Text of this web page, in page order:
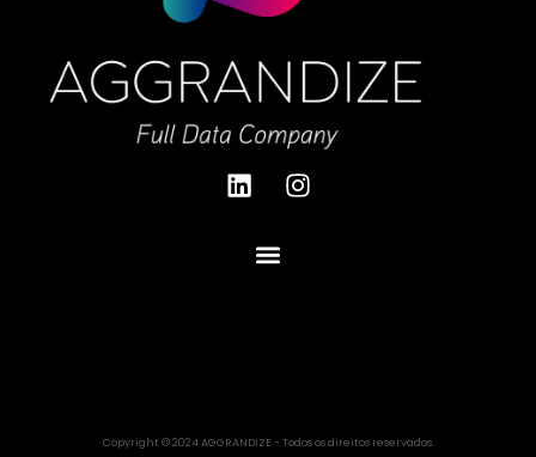
Copyright © 2024 AGGRANDIZE - Todos os direitos reservados.